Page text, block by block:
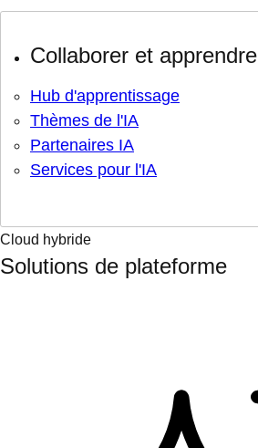
Collaborer et apprendre
Hub d'apprentissage
Thèmes de l'IA
Partenaires IA
Services pour l'IA
Cloud hybride
Solutions de plateforme